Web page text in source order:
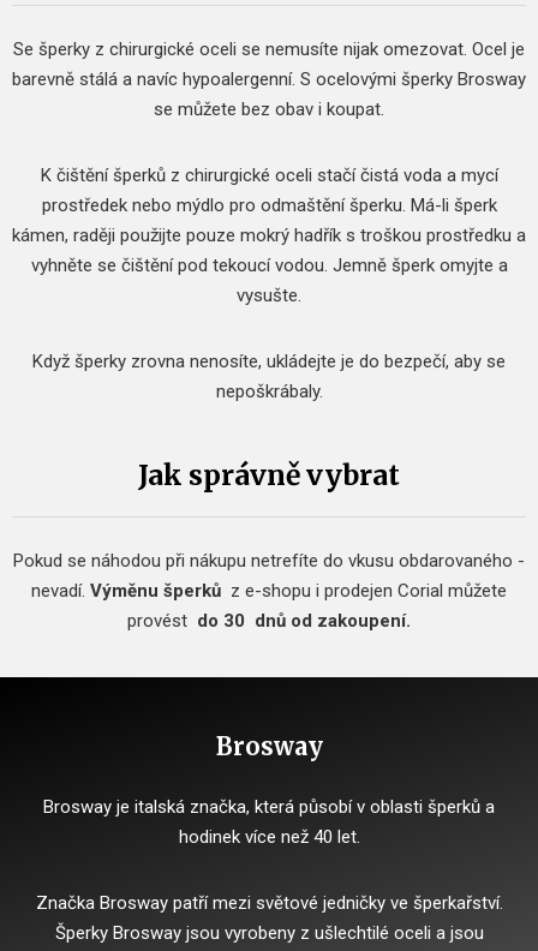
Se šperky z chirurgické oceli se nemusíte nijak omezovat. Ocel je
barevně stálá a navíc hypoalergenní. S ocelovými šperky Brosway
se můžete bez obav i koupat.
K čištění šperků z chirurgické oceli stačí čistá voda a mycí
prostředek nebo mýdlo pro odmaštění šperku. Má-li šperk
kámen, raději použijte pouze mokrý hadřík s troškou prostředku a
vyhněte se čištění pod tekoucí vodou. Jemně šperk omyjte a
vysušte.
Když šperky zrovna nenosíte, ukládejte je do bezpečí, aby se
nepoškrábaly.
Jak správně vybrat
Pokud se náhodou při nákupu netrefíte do vkusu obdarovaného -
nevadí. Výměnu šperků z e-shopu i prodejen Corial můžete
provést do 30 dnů od zakoupení.
Brosway
Brosway je italská značka, která působí v oblasti šperků a
hodinek více než 40 let.
Značka Brosway patří mezi světové jedničky ve šperkařství.
Šperky Brosway jsou vyrobeny z ušlechtilé oceli a jsou